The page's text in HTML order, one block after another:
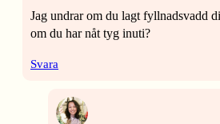
Jag undrar om du lagt fyllnadsvadd
om du har nåt tyg inuti?
Svara